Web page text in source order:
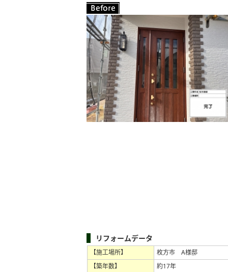
リフォームデータ
【施工場所】
枚方市 A様邸
【築年数】
約17年